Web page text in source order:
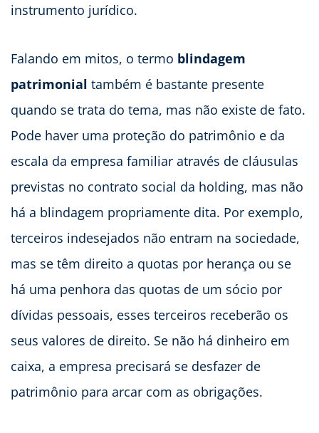
instrumento jurídico.
Falando em mitos, o termo blindagem
patrimonial também é bastante presente
quando se trata do tema, mas não existe de fato.
Pode haver uma proteção do patrimônio e da
escala da empresa familiar através de cláusulas
previstas no contrato social da holding, mas não
há a blindagem propriamente dita. Por exemplo,
terceiros indesejados não entram na sociedade,
mas se têm direito a quotas por herança ou se
há uma penhora das quotas de um sócio por
dívidas pessoais, esses terceiros receberão os
seus valores de direito. Se não há dinheiro em
caixa, a empresa precisará se desfazer de
patrimônio para arcar com as obrigações.